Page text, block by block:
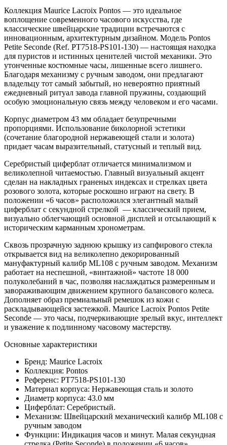
Коллекция Maurice Lacroix Pontos — это идеальное
воплощение современного часового искусства, где
классические швейцарские традиции встречаются с
инновационным, архитектурным дизайном. Модель Pontos
Petite Seconde (Ref. PT7518-PS101-130) — настоящая находка
для пуристов и истинных ценителей чистой механики. Это
утонченные костюмные часы, лишенные всего лишнего.
Благодаря механизму с ручным заводом, они предлагают
владельцу тот самый забытый, но невероятно приятный
ежедневный ритуал завода главной пружины, создающий
особую эмоциональную связь между человеком и его часами.
Корпус диаметром 43 мм обладает безупречными
пропорциями. Использование биколорной эстетики
(сочетание благородной нержавеющей стали и золота)
придает часам выразительный, статусный и теплый вид.
Серебристый циферблат отличается минимализмом и
великолепной читаемостью. Главный визуальный акцент
сделан на накладных граненых индексах и стрелках цвета
розового золота, которые роскошно играют на свету. В
положении «6 часов» расположился элегантный малый
циферблат с секундной стрелкой — классический прием,
визуально облегчающий основной дисплей и отсылающий к
историческим карманным хронометрам.
Сквозь прозрачную заднюю крышку из сапфирового стекла
открывается вид на великолепно декорированный
мануфактурный калибр ML108 с ручным заводом. Механизм
работает на неспешной, «винтажной» частоте 18 000
полуколебаний в час, позволяя наслаждаться размеренным и
завораживающим движением крупного балансового колеса.
Дополняет образ премиальный ремешок из кожи с
раскладывающейся застежкой. Maurice Lacroix Pontos Petite
Seconde — это часы, подчеркивающие зрелый вкус, интеллект
и уважение к подлинному часовому мастерству.
Основные характеристики
Бренд: Maurice Lacroix
Коллекция: Pontos
Референс: PT7518-PS101-130
Материал корпуса: Нержавеющая сталь и золото
Диаметр корпуса: 43.0 мм
Циферблат: Серебристый.
Механизм: Швейцарский механический калибр ML108 с
ручным заводом
Функции: Индикация часов и минут. Малая секундная